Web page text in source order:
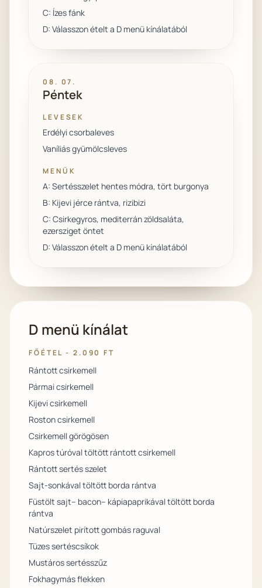
C: Ízes fánk
D: Válasszon ételt a D menü kínálatából
08. 07.
Péntek
LEVESEK
Erdélyi csorbaleves
Vaníliás gyümölcsleves
MENÜK
A: Sertésszelet hentes módra, tört burgonya
B: Kijevi jérce rántva, rizibizi
C: Csirkegyros, mediterrán zöldsaláta,
ezersziget öntet
D: Válasszon ételt a D menü kínálatából
D menü kínálat
FŐÉTEL - 2.090 FT
Rántott csirkemell
Pármai csirkemell
Kijevi csirkemell
Roston csirkemell
Csirkemell görögösen
Kapros túróval töltött rántott csirkemell
Rántott sertés szelet
Sajt-sonkával töltött borda rántva
Füstölt sajt– bacon– kápiapaprikával töltött borda
rántva
Natúrszelet pirított gombás raguval
Tüzes sertéscsíkok
Mustáros sertésszűz
Fokhagymás flekken